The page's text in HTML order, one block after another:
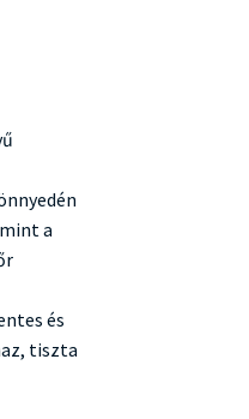
a
és
tiszta